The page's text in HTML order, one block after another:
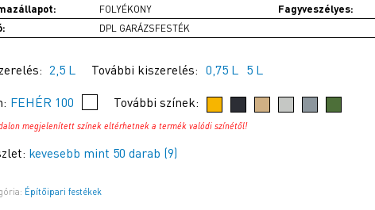
FOLYÉKONY Fagyveszélyes:
DPL GARÁZSFESTÉK
2,5 L További kiszerelés: 0,75 L 5 L
FEHÉR 100 További színek:
megjelenített színek eltérhetnek a termék valódi színétől!
kevesebb mint 50 darab (9)
Építőipari festékek